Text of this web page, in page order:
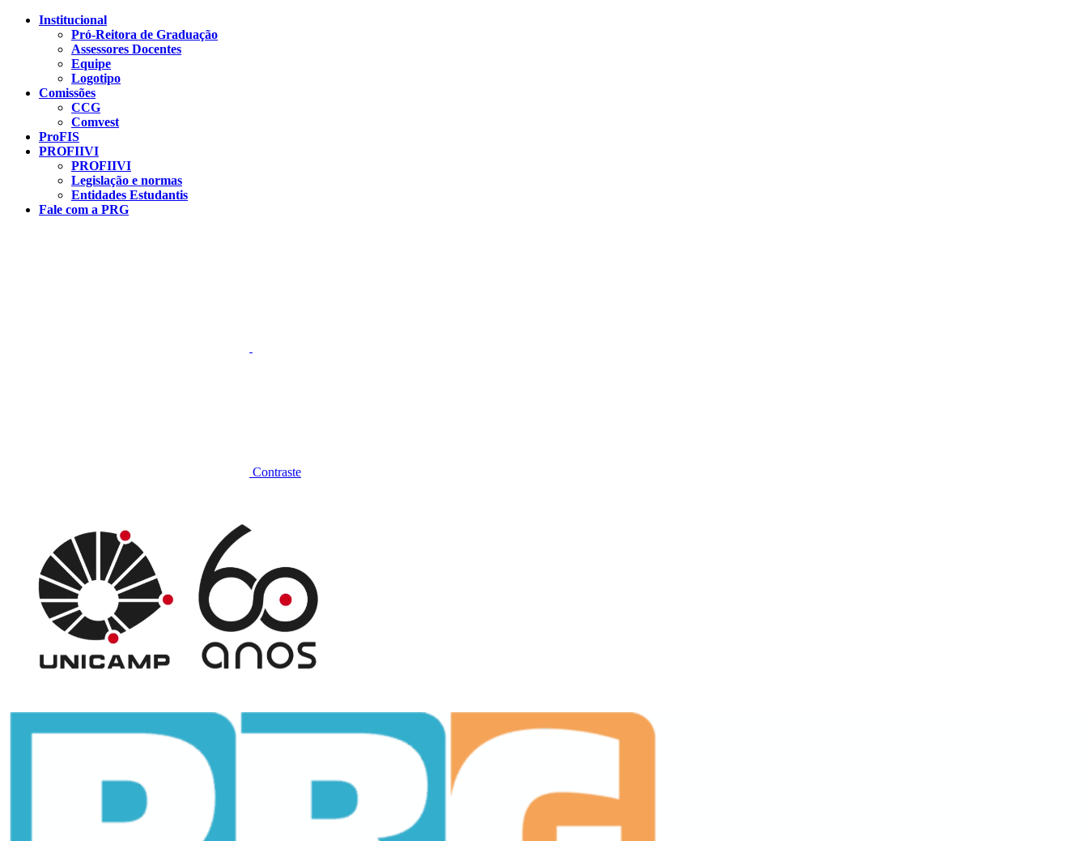
Conteúdo principal
Institucional
Pró-Reitora de Graduação
Assessores Docentes
Equipe
Logotipo
Comissões
CCG
Comvest
ProFIS
PROFIIVI
PROFIIVI
Legislação e normas
Entidades Estudantis
Fale com a PRG
Contraste